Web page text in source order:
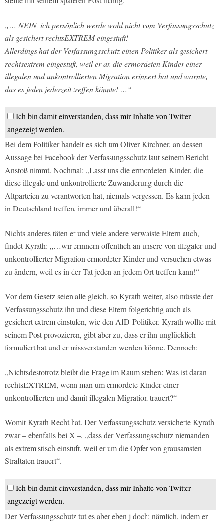
„… NEIN, ich persönlich werde wohl nicht vom Verfassungsschutz
als gesichert rechtsEXTREM eingestuft!
Allerdings hat der Verfassungsschutz einen Politiker als gesichert
rechtsextrem eingestuft, weil er an die ermordeten Kinder einer
illegalen und unkontrollierten Migration erinnert hat und warnte,
das es jeden jederzeit treffen könnte! …“
Ich bin damit einverstanden, dass mir Inhalte von Twitter
angezeigt werden.
Bei dem Politiker handelt es sich um Oliver Kirchner, an dessen
Aussage bei Facebook der Verfassungsschutz laut seinem Bericht
Anstoß nimmt. Nochmal: „Lasst uns die ermordeten Kinder, die
diese illegale und unkontrollierte Zuwanderung durch die
Altparteien zu verantworten hat, niemals vergessen. Es kann jeden
in Deutschland treffen, immer und überall!“
Nichts anderes täten er und viele andere verwaiste Eltern auch,
findet Kyrath: „…wir erinnern öffentlich an unsere von illegaler und
unkontrollierter Migration ermordeter Kinder und versuchen etwas
zu ändern, weil es in der Tat jeden an jedem Ort treffen kann!“
Vor dem Gesetz seien alle gleich, so Kyrath weiter, also müsste der
Verfassungsschutz ihn und diese Eltern folgerichtig auch als
gesichert extrem einstufen, wie den AfD-Politiker. Kyrath wollte mit
seinem Post provozieren, gibt aber zu, dass er ihn unglücklich
formuliert hat und er missverstanden werden könne. Dennoch:
„Nichtsdestotrotz bleibt die Frage im Raum stehen: Was ist daran
rechtsEXTREM, wenn man um ermordete Kinder einer
unkontrollierten und damit illegalen Migration trauert?“
Womit Kyrath Recht hat. Der Verfassungsschutz versicherte Kyrath
zwar – ebenfalls bei X –, „dass der Verfassungsschutz niemanden
als extremistisch einstuft, weil er um die Opfer von grausamsten
Straftaten trauert“.
Ich bin damit einverstanden, dass mir Inhalte von Twitter
angezeigt werden.
Der Verfassungsschutz tut es aber eben j doch: nämlich, indem er